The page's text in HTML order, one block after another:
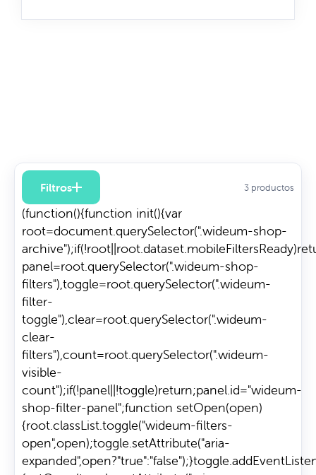
Filtros 3 productos
(function(){function init(){var
root=document.querySelector(".wideum-shop-
panel=root.querySelector(".wideum-shop-
filters"),toggle=root.querySelector(".wideum-
filter-
toggle"),clear=root.querySelector(".wideum-
clear-
filters"),count=root.querySelector(".wideum-
visible-
count");if(!panel||!toggle)return;panel.id="wideum-
shop-filter-panel";function setOpen(open)
{root.classList.toggle("wideum-filters-
open",open);toggle.setAttribute("aria-